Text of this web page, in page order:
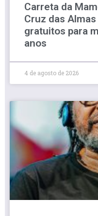
Carreta da
Cruz das
gratuitos para
anos
4 de agosto de 2026